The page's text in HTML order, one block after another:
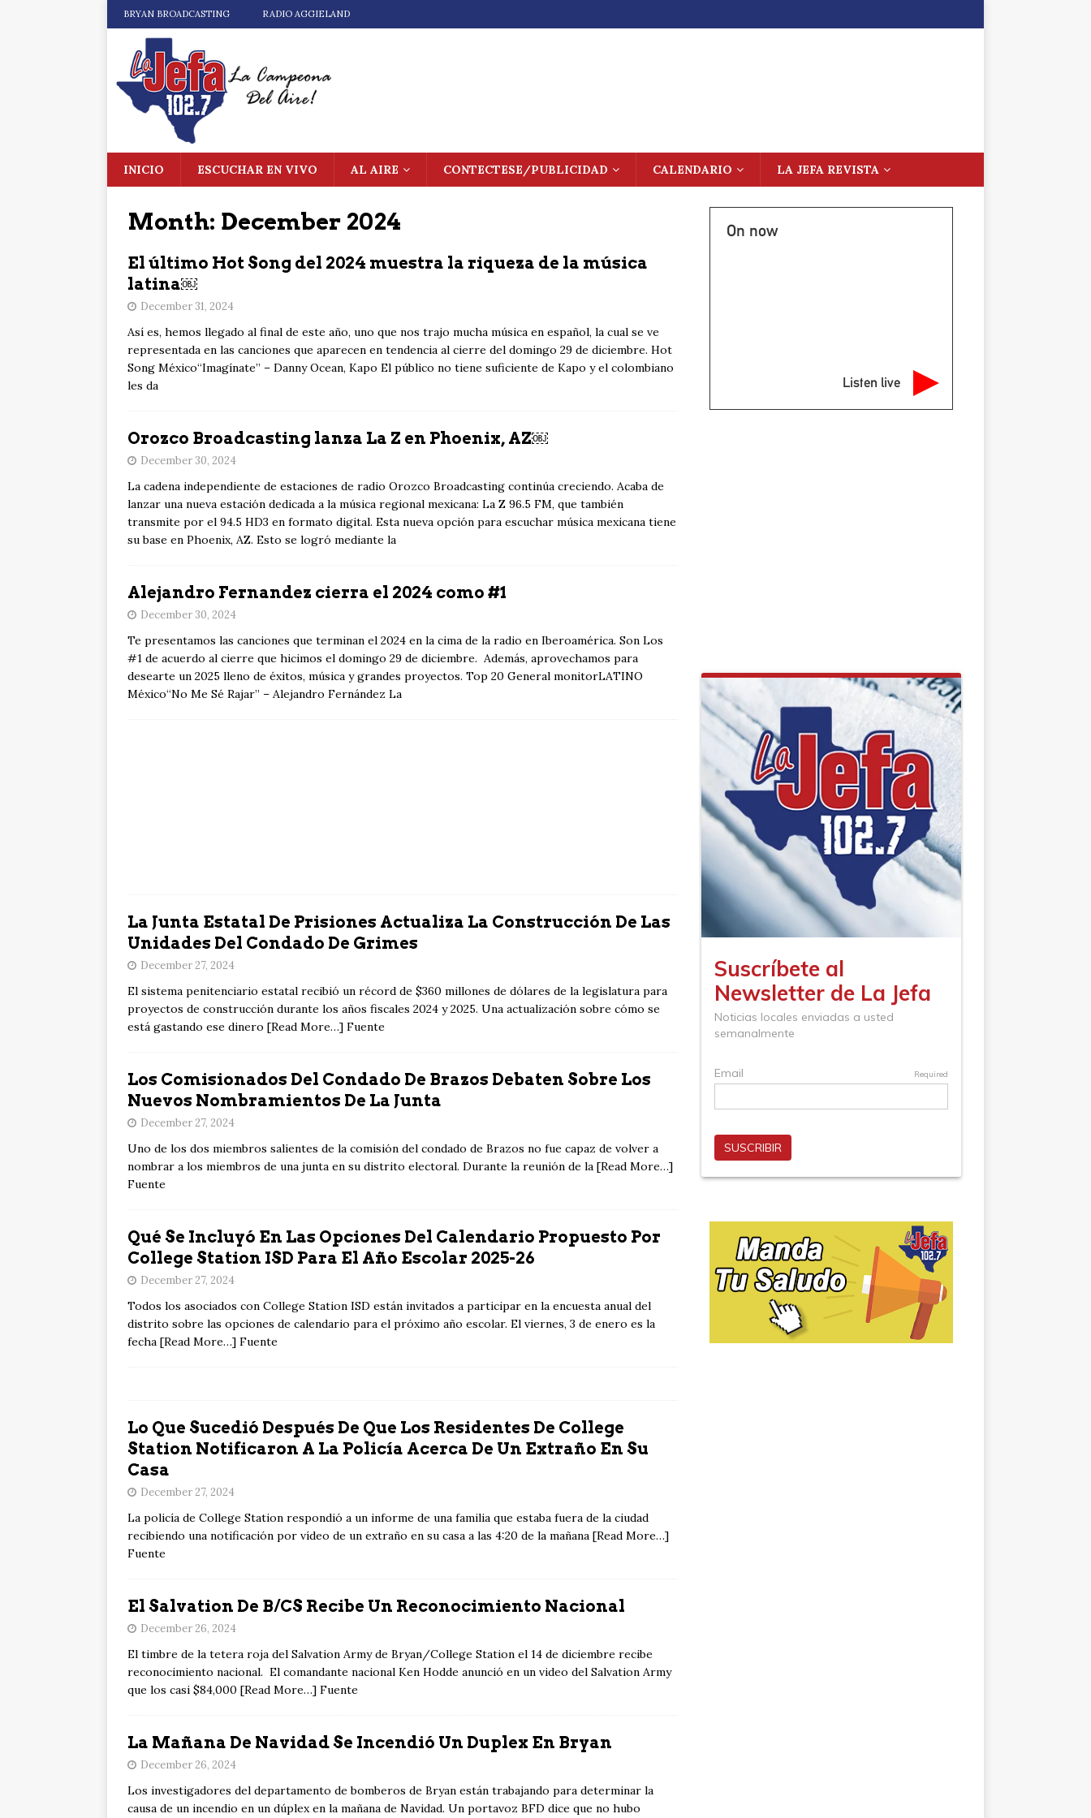
BRYAN BROADCASTING RADIO AGGIELAND
INICIO ESCUCHAR EN VIVO AL AIRE CONTECTESE/PUBLICIDAD CALENDARIO LA JEFA REVISTA
Month: December 2024
El último Hot Song del 2024 muestra la riqueza de la música
latina￼
December 31, 2024
Así es, hemos llegado al final de este año, uno que nos trajo mucha música en español, la cual se ve
representada en las canciones que aparecen en tendencia al cierre del domingo 29 de diciembre. Hot
Song México“Imagínate” – Danny Ocean, Kapo El público no tiene suficiente de Kapo y el colombiano
les da
Orozco Broadcasting lanza La Z en Phoenix, AZ￼
December 30, 2024
La cadena independiente de estaciones de radio Orozco Broadcasting continúa creciendo. Acaba de
lanzar una nueva estación dedicada a la música regional mexicana: La Z 96.5 FM, que también
transmite por el 94.5 HD3 en formato digital. Esta nueva opción para escuchar música mexicana tiene
su base en Phoenix, AZ. Esto se logró mediante la
Alejandro Fernandez cierra el 2024 como #1
December 30, 2024
Te presentamos las canciones que terminan el 2024 en la cima de la radio en Iberoamérica. Son Los
#1 de acuerdo al cierre que hicimos el domingo 29 de diciembre. Además, aprovechamos para
desearte un 2025 lleno de éxitos, música y grandes proyectos. Top 20 General monitorLATINO
México“No Me Sé Rajar” – Alejandro Fernández La
La Junta Estatal De Prisiones Actualiza La Construcción De Las
Unidades Del Condado De Grimes
December 27, 2024
El sistema penitenciario estatal recibió un récord de $360 millones de dólares de la legislatura para
proyectos de construcción durante los años fiscales 2024 y 2025. Una actualización sobre cómo se
está gastando ese dinero [Read More…] Fuente
Los Comisionados Del Condado De Brazos Debaten Sobre Los
Nuevos Nombramientos De La Junta
December 27, 2024
Uno de los dos miembros salientes de la comisión del condado de Brazos no fue capaz de volver a
nombrar a los miembros de una junta en su distrito electoral. Durante la reunión de la [Read More…]
Fuente
Qué Se Incluyó En Las Opciones Del Calendario Propuesto Por
College Station ISD Para El Año Escolar 2025-26
December 27, 2024
Todos los asociados con College Station ISD están invitados a participar en la encuesta anual del
distrito sobre las opciones de calendario para el próximo año escolar. El viernes, 3 de enero es la
fecha [Read More…] Fuente
Lo Que Sucedió Después De Que Los Residentes De College
Station Notificaron A La Policía Acerca De Un Extraño En Su
Casa
December 27, 2024
La policía de College Station respondió a un informe de una familia que estaba fuera de la ciudad
recibiendo una notificación por vídeo de un extraño en su casa a las 4:20 de la mañana [Read More…]
Fuente
El Salvation De B/CS Recibe Un Reconocimiento Nacional
December 26, 2024
El timbre de la tetera roja del Salvation Army de Bryan/College Station el 14 de diciembre recibe
reconocimiento nacional. El comandante nacional Ken Hodde anunció en un video del Salvation Army
que los casi $84,000 [Read More…] Fuente
La Mañana De Navidad Se Incendió Un Duplex En Bryan
December 26, 2024
Los investigadores del departamento de bomberos de Bryan están trabajando para determinar la
causa de un incendio en un dúplex en la mañana de Navidad. Un portavoz BFD dice que no hubo
On now
Listen live